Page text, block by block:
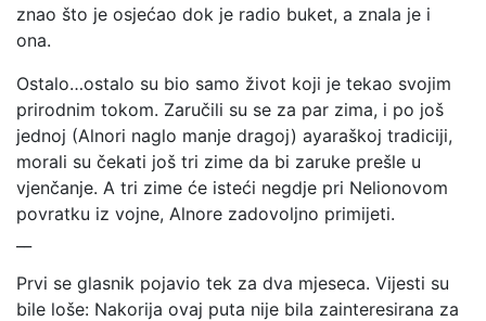
znao što je osjećao dok je radio buket, a znala je i
ona.
Ostalo…ostalo su bio samo život koji je tekao svojim
prirodnim tokom. Zaručili su se za par zima, i po još
jednoj (Alnori naglo manje dragoj) ayaraškoj tradiciji,
morali su čekati još tri zime da bi zaruke prešle u
vjenčanje. A tri zime će isteći negdje pri Nelionovom
povratku iz vojne, Alnore zadovoljno primijeti.
Prvi se glasnik pojavio tek za dva mjeseca. Vijesti su
bile loše: Nakorija ovaj puta nije bila zainteresirana za